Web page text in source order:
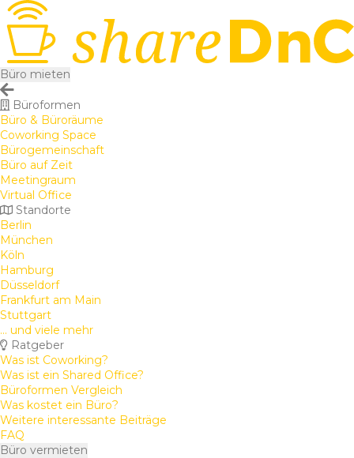
Büro mieten
Büroformen
Büro & Büroräume
Coworking Space
Bürogemeinschaft
Büro auf Zeit
Meetingraum
Virtual Office
Standorte
Berlin
München
Köln
Hamburg
Düsseldorf
Frankfurt am Main
Stuttgart
... und viele mehr
Ratgeber
Was ist Coworking?
Was ist ein Shared Office?
Büroformen Vergleich
Was kostet ein Büro?
Weitere interessante Beiträge
FAQ
Büro vermieten